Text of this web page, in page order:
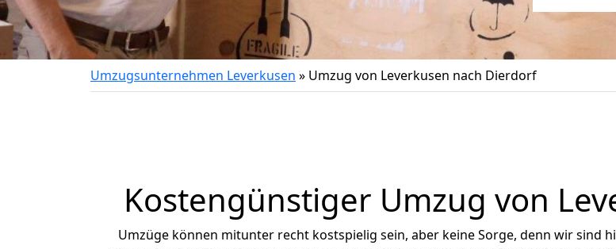
Umzugsunternehmen Leverkusen » Umzug von Leverkusen nach Dierdorf
Kostengünstiger Umzug von
Umzüge können mitunter recht kostspielig sein, aber keine Sorge, denn wir sind